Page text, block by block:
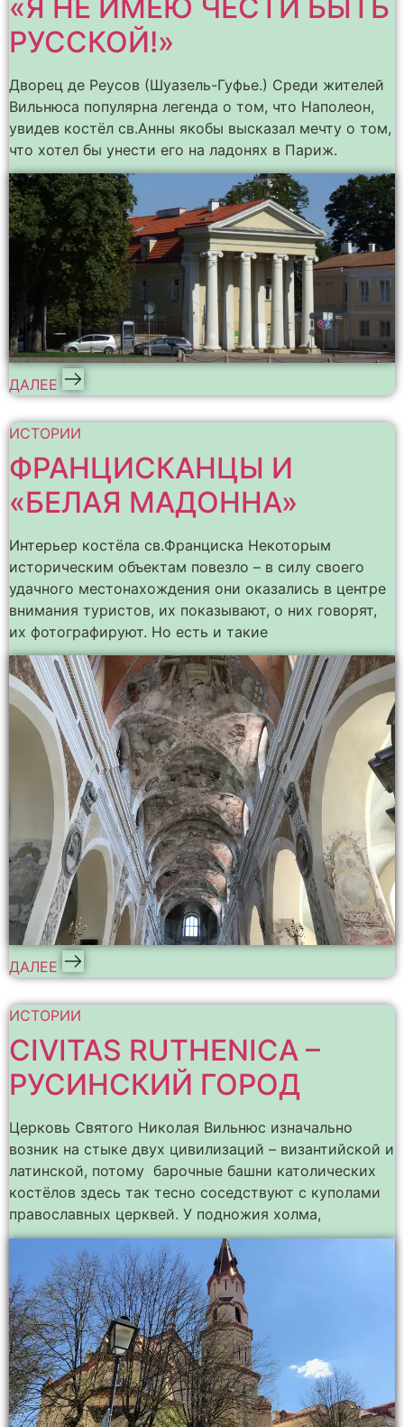
«Я НЕ ИМЕЮ ЧЕСТИ БЫТЬ
РУССКОЙ!»
Дворец де Реусов (Шуазель-Гуфье.) Среди жителей
Вильнюса популярна легенда о том, что Наполеон,
увидев костёл св.Анны якобы высказал мечту о том,
что хотел бы унести его на ладонях в Париж.
ДАЛЕЕ
ИСТОРИИ
ФРАНЦИСКАНЦЫ И
«БЕЛАЯ МАДОННА»
Интерьер костёла св.Франциска Некоторым
историческим объектам повезло – в силу своего
удачного местонахождения они оказались в центре
внимания туристов, их показывают, о них говорят,
их фотографируют. Но есть и такие
ДАЛЕЕ
ИСТОРИИ
CIVITAS RUTHENICA –
РУСИНСКИЙ ГОРОД
Церковь Святого Николая Вильнюс изначально
возник на стыке двух цивилизаций – византийской и
латинской, потому барочные башни католических
костёлов здесь так тесно соседствуют с куполами
православных церквей. У подножия холма,